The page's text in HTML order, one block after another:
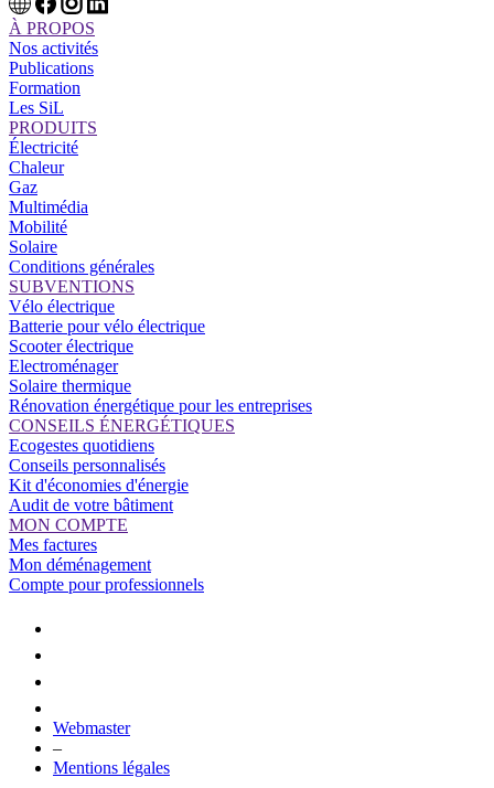
À PROPOS
Nos activités
Publications
Formation
Les SiL
PRODUITS
Électricité
Chaleur
Gaz
Multimédia
Mobilité
Solaire
Conditions générales
SUBVENTIONS
Vélo électrique
Batterie pour vélo électrique
Scooter électrique
Electroménager
Solaire thermique
Rénovation énergétique pour les entreprises
CONSEILS ÉNERGÉTIQUES
Ecogestes quotidiens
Conseils personnalisés
Kit d'économies d'énergie
Audit de votre bâtiment
MON COMPTE
Mes factures
Mon déménagement
Compte pour professionnels
Webmaster
–
Mentions légales